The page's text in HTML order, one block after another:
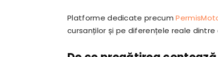
Platforme dedicate precum
cursanților și pe diferențele reale